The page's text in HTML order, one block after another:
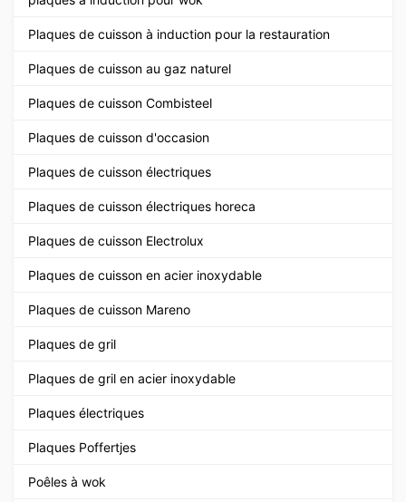
Plaques de cuisson à induction pour la restauration
Plaques de cuisson au gaz naturel
Plaques de cuisson Combisteel
Plaques de cuisson d'occasion
Plaques de cuisson électriques
Plaques de cuisson électriques horeca
Plaques de cuisson Electrolux
Plaques de cuisson en acier inoxydable
Plaques de cuisson Mareno
Plaques de gril
Plaques de gril en acier inoxydable
Plaques électriques
Plaques Poffertjes
Poêles à wok